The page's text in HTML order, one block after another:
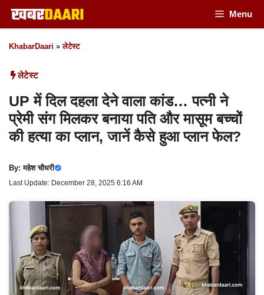
Skip
to
content
Menu
KhabarDaari »लेटेस्ट
लेटेस्ट
UP में दिल दहला देने वाला कांड… पत्नी ने
प्रेमी संग मिलकर बनाया पति और मासूम बच्चों
की हत्या का प्लान, जानें कैसे हुआ प्लान फेल?
By:महेश चौधरी
Last Update: December 28, 2025 6:16 AM